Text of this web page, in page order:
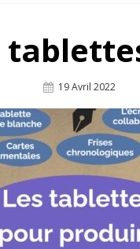
Posted
19 Avril 2022